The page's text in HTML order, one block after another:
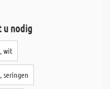
u nodig
wit
seringen